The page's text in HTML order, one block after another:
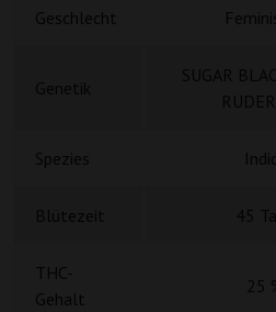
Geschlecht
Spezies
THC-
Gehalt
25